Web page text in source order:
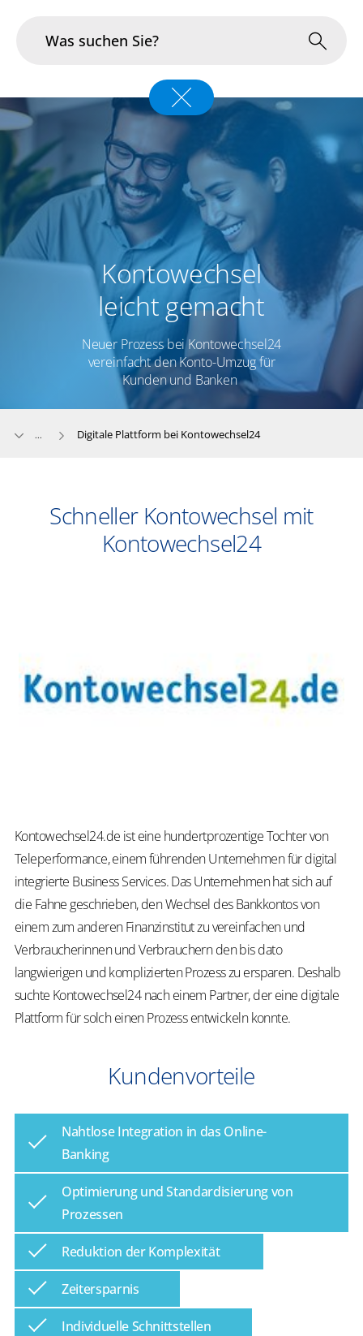
Im Fokus
Portfolio
Infrastruktur & Betrieb
Über uns
Kontowechsel
leicht gemacht
Neuer Prozess bei Kontowechsel24
vereinfacht den Konto-Umzug für
Kunden und Banken
... Digitale Plattform bei Kontowechsel24
​Schneller Kontowechsel mit
Kontowechsel24​
Kontowechsel24.de ist eine hundertprozentige Tochter von
Teleperformance, einem führenden Unternehmen für digital
integrierte Business Services. Das Unternehmen hat sich auf
die Fahne geschrieben, den Wechsel des Bankkontos von
einem zum anderen Finanzinstitut zu vereinfachen und
Verbraucherinnen und Verbrauchern den bis dato
langwierigen und komplizierten Prozess zu ersparen. Deshalb
suchte Kontowechsel24 nach einem Partner, der eine digitale
Plattform für solch einen Prozess entwickeln konnte.
Kundenvorteile
​​Nahtlose Integration in das Online-
Banking​
​​Optimierung und Standardisierung von
Prozessen​
​​Reduktion der Komplexität​
​​Zeitersparnis​
​​Individuelle Schnittstellen​